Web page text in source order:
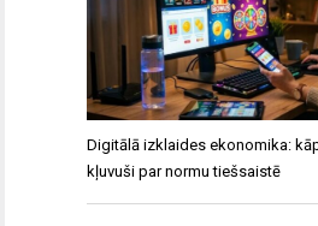
Digitālā izklaides ekonomika:
kļuvuši par normu tiešsaistē